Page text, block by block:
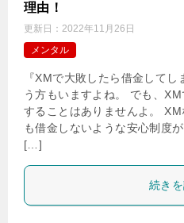
理由！
更新日： 2022年11月26日
メンタル
『XMで大敗したら借金して
う方もいますよね。 でも、
することはありませんよ。
も借金しないような安心制度
[…]
続き